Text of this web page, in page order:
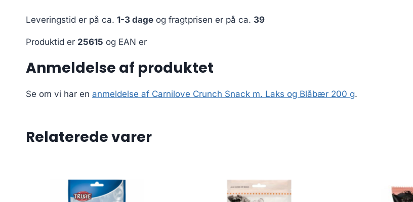
Leveringstid er på ca. 1-3 dage og fragtprisen er på ca. 39
Produktid er 25615 og EAN er
Anmeldelse af produktet
Se om vi har en anmeldelse af Carnilove Crunch Snack m. Laks og Blåbær 200 g.
Relaterede varer